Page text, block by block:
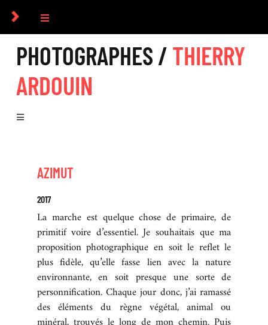
Passer
contenu
Toggle
Navigation
COLLECTIF
PHOTOGRAPHES
CULTUREL
RECHERCHE D’IMAGES
PHOTOGRAPHES / THIERRY
ARDOUIN
Toggle
EXPOSITIONS
REVUE DE PRESSE
AZIMUT
2017
La marche est quelque chose de primaire, de
primitif voire d’essentiel. Je souhaitais que ma
proposition photographique en soit le reflet le
plus fidèle, qu’elle fasse lien avec la nature
environnante, en soit presque une sorte de
personnification. Chaque jour donc, j’ai ramassé
des éléments du règne végétal, animal ou